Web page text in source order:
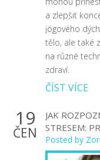
a zlepšit
jógového
tělo, ale také
na různé
zdraví.
ČÍST VÍCE
19
ČEN
JAK
STRESEM:
Posted by